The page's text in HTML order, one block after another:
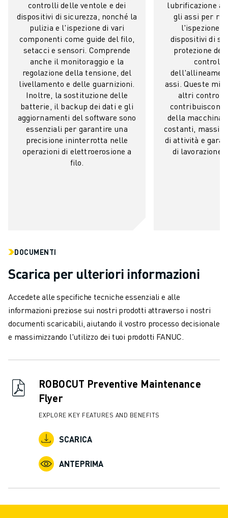
VERNICIATURA
PALLETTIZZAZIONE
SALDATURA A PUNTI
ISPEZIONE VISIVA
ELETTROEROSIONE A FILO
CASI DI SUCCESSO
SERVIZIO CLIENTI
ASSISTENZA CLIENTI
FANUC PLANS
ASSISTENZA SUL CAMPO E MANUTENZIONE
ASSISTENZA TECNICA REMOTA
RICAMBI
WORLDSKILLS E GIOVANI TALENTI
NOTIZIE E MEDIA
EVENTI
GIORNATE PORTE APERTE
EVENTI FORMATIVI
FANUC IN EUROPA
LE NOSTRE SEDI
SOSTENIBILITÀ
DAI FORMA AL TUO FUTURO CON FANUC
UNISCITI A NOI " CAREER PORTAL
CONTATTACI
controlli delle ventole e dei
dispositivi di sicurezza, nonché la
pulizia e l'ispezione di vari
componenti come guide del filo,
setacci e sensori. Comprende
anche il monitoraggio e la
regolazione della tensione, del
livellamento e delle guarnizioni.
Inoltre, la sostituzione delle
batterie, il backup dei dati e gli
aggiornamenti del software sono
essenziali per garantire una
precisione ininterrotta nelle
operazioni di elettroerosione a
filo.
lubrificazione
gli assi per
l'ispezione
dispositivi di
protezione
controlli
assi. Queste
altri controlli
contribuiscono
della macchina
costanti,
di attività e
di lavorazione
DOCUMENTI
Scarica per ulteriori informazioni
Accedete alle specifiche tecniche essenziali e alle
informazioni preziose sui nostri prodotti attraverso i nostri
documenti scaricabili, aiutando il vostro processo decisionale
e massimizzando l'utilizzo dei tuoi prodotti FANUC.
ROBOCUT Preventive Maintenance
Flyer
EXPLORE KEY FEATURES AND BENEFITS
SCARICA
ANTEPRIMA